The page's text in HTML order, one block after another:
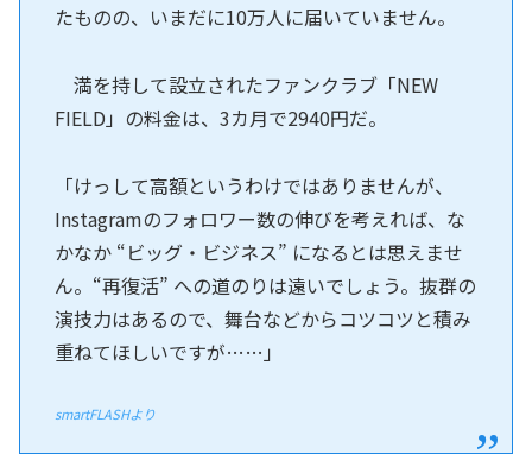
たものの、いまだに10万人に届いていません。
満を持して設立されたファンクラブ「NEW
FIELD」の料金は、3カ月で2940円だ。
「けっして高額というわけではありませんが、
Instagramのフォロワー数の伸びを考えれば、な
かなか “ビッグ・ビジネス” になるとは思えませ
ん。“再復活” への道のりは遠いでしょう。抜群の
演技力はあるので、舞台などからコツコツと積み
重ねてほしいですが……」
smartFLASHより